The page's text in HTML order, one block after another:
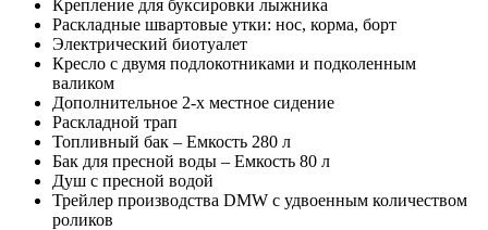
Крепление для буксировки лыжника
Раскладные швартовые утки: нос, корма, борт
Электрический биотуалет
Кресло с двумя подлокотниками и подколенным
валиком
Дополнительное 2-х местное сидение
Раскладной трап
Топливный бак – Емкость 280 л
Бак для пресной воды – Емкость 80 л
Душ с пресной водой
Трейлер производства DMW с удвоенным количеством
роликов